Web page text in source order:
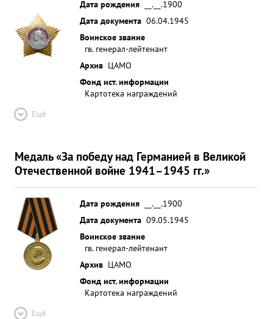
Дата рождения
__.__.1900
Дата документа 06.04.1945
Воинское звание
гв. генерал-лейтенант
Архив ЦАМО
Фонд ист. информации
Картотека награждений
Ещё
Медаль «За победу над Германией в Великой
Отечественной войне 1941–1945 гг.»
Дата рождения
__.__.1900
Дата документа 09.05.1945
Воинское звание
гв. генерал-лейтенант
Архив ЦАМО
Фонд ист. информации
Картотека награждений
Ещё